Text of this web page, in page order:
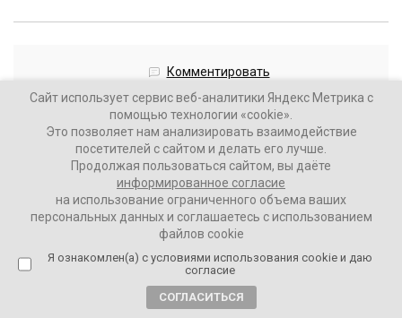
Комментировать
Загрузить больше материалов
Сайт использует сервис веб-аналитики Яндекс Метрика с
помощью технологии «cookie».
Это позволяет нам анализировать взаимодействие
посетителей с сайтом и делать его лучше.
Продолжая пользоваться сайтом, вы даёте
информированное согласие
на использование ограниченного объема ваших
персональных данных и соглашаетесь с использованием
файлов cookie
Я ознакомлен(а) с условиями использования cookie и даю
согласие
СОГЛАСИТЬСЯ